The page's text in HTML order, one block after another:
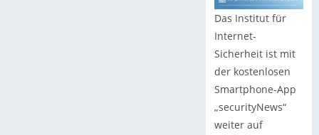
Das Institut für
Internet-
Sicherheit ist mit
der kostenlosen
Smartphone-App
„securityNews“
weiter auf